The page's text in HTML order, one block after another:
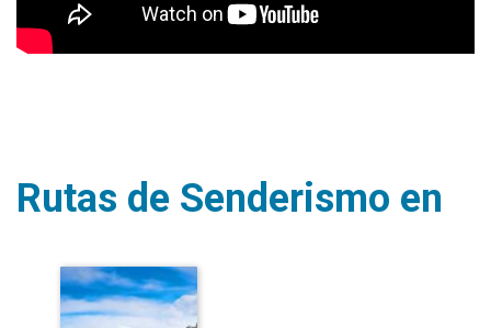
Rutas de Senderismo en